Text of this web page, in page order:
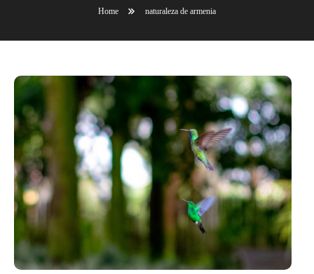
Home naturaleza de armenia